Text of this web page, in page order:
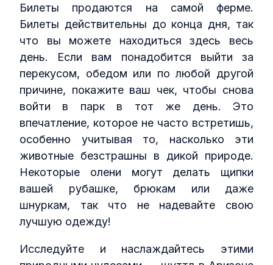
Билеты продаются на самой ферме.
Билеты действительны до конца дня, так
что вы можете находиться здесь весь
день. Если вам понадобится выйти за
перекусом, обедом или по любой другой
причине, покажите ваш чек, чтобы снова
войти в парк в тот же день. Это
впечатление, которое не часто встретишь,
особенно учитывая то, насколько эти
животные безстрашны в дикой природе.
Некоторые олени могут делать щипки
вашей рубашке, брюкам или даже
шнуркам, так что не надевайте свою
лучшую одежду!
Исследуйте и наслаждайтесь этими